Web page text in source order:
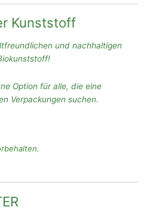
Kunststoff
und nachhaltigen
Option für alle, die eine
Verpackungen suchen.